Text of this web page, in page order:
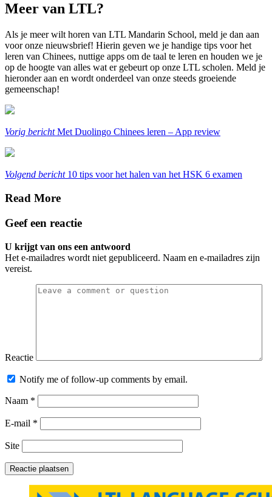
Meer van LTL?
Als je meer wilt horen van LTL Mandarin School, meld je dan aan
voor onze nieuwsbrief! Hierin geven we je handige tips voor het
leren van Chinees, nuttige apps om de taal te leren en houden we je
op de hoogte van alles wat er gebeurt op onze LTL scholen. Meld je
hieronder aan en wordt onderdeel van onze steeds groeiende
gemeenschap!
Vorig berichtMet Duolingo Chinees leren – App review
Volgend bericht10 tips voor het halen van het HSK 6 examen
Read More
Geef een reactie
U krijgt van ons een antwoord
Het e-mailadres wordt niet gepubliceerd. Naam en e-mailadres zijn
vereist.
Reactie
Notify me of follow-up comments by email.
Naam *
E-mail *
Site